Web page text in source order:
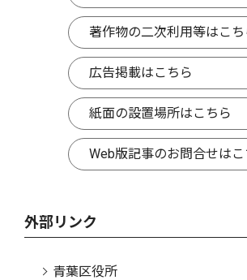
著作物の二次利用等はこち
広告掲載はこちら
紙面の設置場所はこちら
Web版記事のお問合せはこ
外部リンク
青葉区役所